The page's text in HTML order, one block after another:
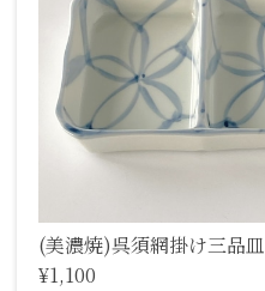
(美濃焼)呉須網掛け三品皿
¥1,100